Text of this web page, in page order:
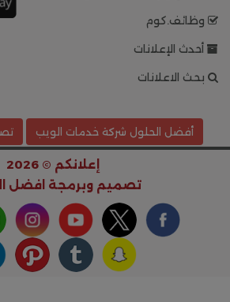
وظائف.كوم
أحدث الإعلانات
بحث الاعلانات
أفضل الحلول شركة خدمات الويب
إعلانكم © 2026
تصميم وبرمجة افضل